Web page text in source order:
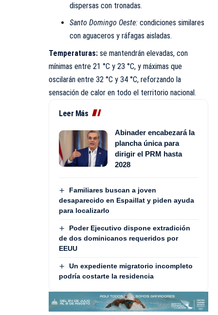
dispersas con tronadas.
Santo Domingo Oeste:condiciones similares
con aguaceros y ráfagas aisladas.
Temperaturas: se mantendrán elevadas, con
mínimas entre 21 °C y 23 °C, y máximas que
oscilarán entre 32 °C y 34 °C, reforzando la
sensación de calor en todo el territorio nacional.
Leer Más
Abinader encabezará la
plancha única para
dirigir el PRM hasta
2028
Familiares buscan a joven
desaparecido en Espaillat y piden ayuda
para localizarlo
Poder Ejecutivo dispone extradición
de dos dominicanos requeridos por
EEUU
Un expediente migratorio incompleto
podría costarte la residencia